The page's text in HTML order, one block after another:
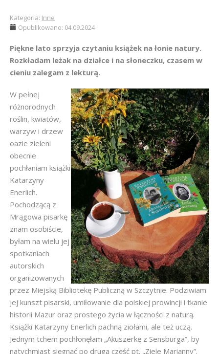
Kategoria: Inne
Opublikowano: 04.09.2024
Piękne lato sprzyja czytaniu książek na łonie natury.
Rozkładam leżak na działce i na słoneczku, czasem w
cieniu zalegam z lekturą.
W pełnej
różnorodnych
roślin, kwiatów,
warzyw i drzew
oazie zieleni
obecnie
pochłaniam książki
Katarzyny
Enerlich.
Pochodzącą z
Mrągowa pisarkę
znam osobiście,
byłam na wielu jej
spotkaniach
autorskich
organizowanych
przez Miejską Bibliotekę Publiczną w Szczytnie. Podziwiam
jej kunszt pisarski, umiłowanie dla polskiej prowincji i tkanie
historii Mazur oraz prostego życia w łączności z naturą.
Książki Katarzyny Enerlich pachną ziołami, ale też uczą.
Jednym tchem pochłonęłam „Akuszerkę z Sensburga”, by
natychmiast sięgnąć po drugą część pt. „Ziele Marianny”.